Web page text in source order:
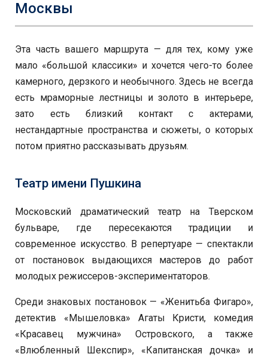
Москвы
Эта часть вашего маршрута — для тех, кому уже
мало «большой классики» и хочется чего-то более
камерного, дерзкого и необычного. Здесь не всегда
есть мраморные лестницы и золото в интерьере,
зато есть близкий контакт с актерами,
нестандартные пространства и сюжеты, о которых
потом приятно рассказывать друзьям.
Театр имени Пушкина
Московский драматический театр на Тверском
бульваре, где пересекаются традиции и
современное искусство. В репертуаре — спектакли
от постановок выдающихся мастеров до работ
молодых режиссеров-экспериментаторов.
Среди знаковых постановок — «Женитьба Фигаро»,
детектив «Мышеловка» Агаты Кристи, комедия
«Красавец мужчина» Островского, а также
«Влюбленный Шекспир», «Капитанская дочка» и